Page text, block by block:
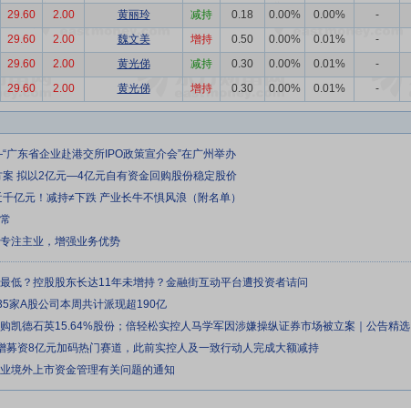
29.60 2.00 黄丽玲 减持 0.18 0.00% 0.00% -
29.60
2.00 魏文美 增持 0.50 0.00% 0.01% -
29.60
2.00 黄光俤 减持 0.30 0.00% 0.01% -
29.60
2.00 黄光俤 增持 0.30 0.00% 0.01% -
东省企业赴港交所IPO政策宣介会”在广州举办
拟以2亿元—4亿元自有资金回购股份稳定股价
亿元！减持≠下跌 产业长牛不惧风浪（附名单）
注主业，增强业务优势
低？控股股东长达11年未增持？金融街互动平台遭投资者诘问
家A股公司本周共计派现超190亿
凯德石英15.64%股份；倍轻松实控人马学军因涉嫌操纵证券市场被立案｜公告精选
募资8亿元加码热门赛道，此前实控人及一致行动人完成大额减持
境外上市资金管理有关问题的通知